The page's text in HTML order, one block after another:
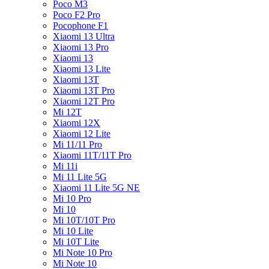
Poco M3
Poco F2 Pro
Pocophone F1
Xiaomi 13 Ultra
Xiaomi 13 Pro
Xiaomi 13
Xiaomi 13 Lite
Xiaomi 13T
Xiaomi 13T Pro
Xiaomi 12T Pro
Mi 12T
Xiaomi 12X
Xiaomi 12 Lite
Mi 11/11 Pro
Xiaomi 11T/11T Pro
Mi 11i
Mi 11 Lite 5G
Xiaomi 11 Lite 5G NE
Mi 10 Pro
Mi 10
Mi 10T/10T Pro
Mi 10 Lite
Mi 10T Lite
Mi Note 10 Pro
Mi Note 10